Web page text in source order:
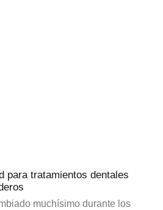
para tratamientos dentales
muchísimo durante los